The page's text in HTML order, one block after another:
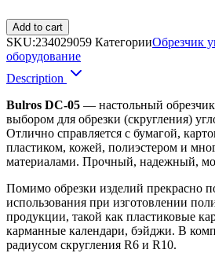
Add to cart
SKU:234029059 КатегорииОбрезчик
оборудование
Description
Bulros DC-05 — настольный
выбором для обрезки (скругления)
Отлично справляется с бумагой,
пластиком, кожей, полиэстером и
материалами. Прочный, надежный,
Помимо обрезки изделий прекрасно
использования при изготовлении
продукции, такой как пластиковые
карманные календари, бэйджи. В
радиусом скругления R6 и R10.